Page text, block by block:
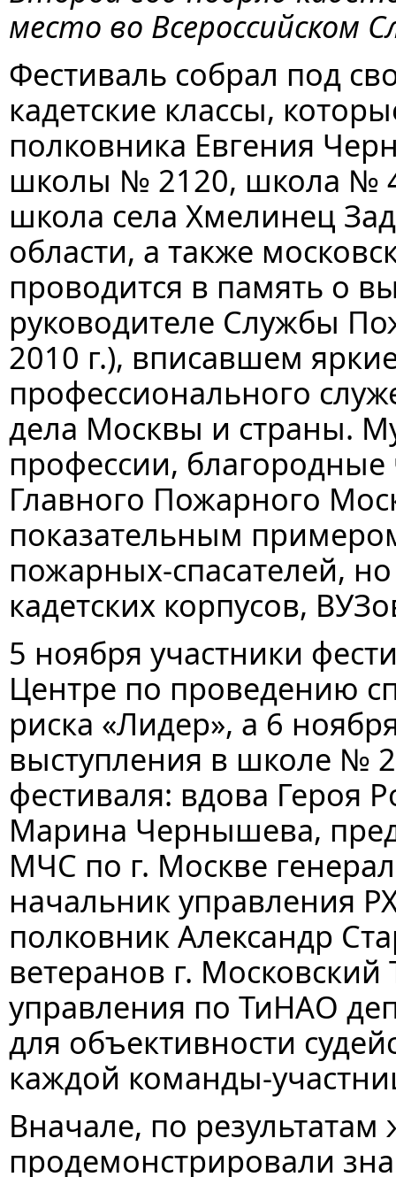
место во Всероссийском
Фестиваль собрал под
кадетские классы,
полковника Евгения
школы № 2120, школа № 4
школа села Хмелинец
области, а также
проводится в память о
руководителе Службы
2010 г.), вписавшем
профессионального
дела Москвы и страны.
профессии, благородные
Главного Пожарного
показательным
пожарных-спасателей,
кадетских корпусов,
5 ноября участники
Центре по проведению
риска «Лидер», а 6
выступления в школе №
фестиваля: вдова Героя
Марина Чернышева,
МЧС по г. Москве
начальник управления
полковник Александр
ветеранов г.
управления по ТиНАО
для объективности
каждой команды-
Вначале, по
продемонстрировали